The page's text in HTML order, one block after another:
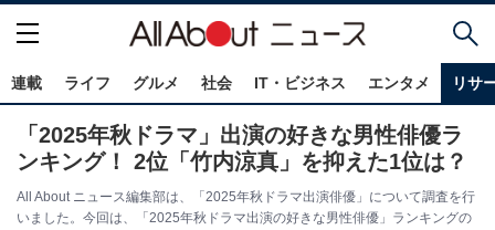
連載 ライフ グルメ 社会 IT・ビジネス エンタメ リサ
「2025年秋ドラマ」出演の好きな男性俳優ラ
ンキング！ 2位「竹内涼真」を抑えた1位は？
All About ニュース編集部は、「2025年秋ドラマ出演俳優」について調査を行
いました。今回は、「2025年秋ドラマ出演の好きな男性俳優」ランキングの